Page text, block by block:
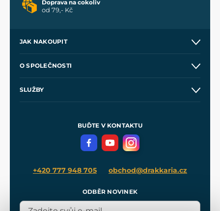
Doprava na cokoliv
od 79,- Kč
JAK NAKOUPIT
Velkoobchod
O SPOLEČNOSTI
SLUŽBY
Meče pro Kingdom Come
BUĎTE V KONTAKTU
+420 777 948 705 obchod@drakkaria.cz
ODBĚR NOVINEK